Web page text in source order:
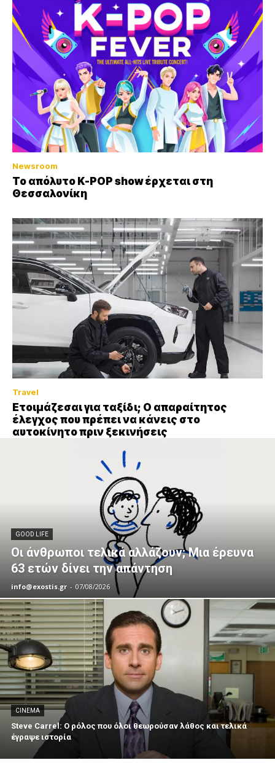
Newsroom
Το απόλυτο K-POP show έρχεται στη
Θεσσαλονίκη
Travel
Ετοιμάζεσαι για ταξίδι; Ο απαραίτητος
έλεγχος που πρέπει να κάνεις στο
αυτοκίνητο πριν ξεκινήσεις
GOOD LIFE
Οι άνθρωποι τελικά αλλάζουν; Μια έρευνα
63 ετών δίνει την απάντηση
info@exostis.gr - 07/08/2026
CINEMA
Steve Carrel: Ο ρόλος που όλοι θεωρούσαν λάθος και τελικά
έγραψε ιστορία